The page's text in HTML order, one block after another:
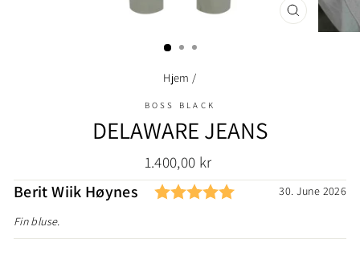
Hjem /
BOSS BLACK
DELAWARE JEANS
Ordinær
pris
1.400,00 kr
Testimonial
Forfatter:
Berit Wiik Høynes Karakter: 5.0 av 5
Dato:
30. June 2026
Tekst:
Fin bluse.
LUKK
(ESC)